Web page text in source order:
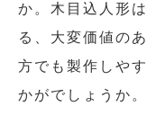
か。木目込人形
る、大変価値の
方でも製作しや
かがでしょうか